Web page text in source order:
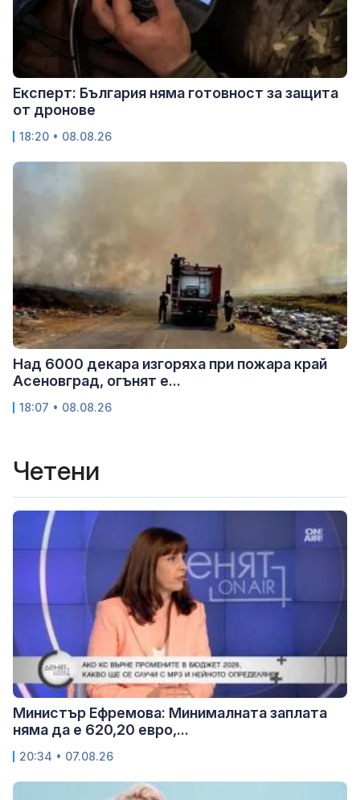
Експерт: България няма готовност за защита
от дронове
18:20 • 08.08.26
Над 6000 декара изгоряха при пожара край
Асеновград, огънят е...
18:07 • 08.08.26
Четени
Министър Ефремова: Минималната заплата
няма да е 620,20 евро,...
20:34 • 07.08.26